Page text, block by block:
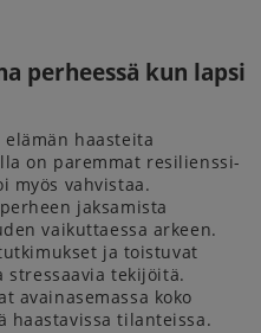
perheessä kun lapsi
elämän haasteita
on paremmat resilienssi-
myös vahvistaa.
jaksamista
vaikuttaessa arkeen.
ja toistuvat
stressaavia tekijöitä.
avainasemassa koko
haastavissa tilanteissa.